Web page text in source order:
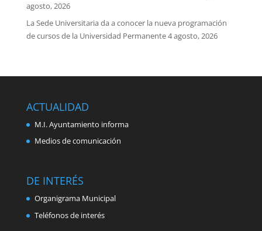
agosto, 2026
La Sede Universitaria da a conocer la nueva programación
de cursos de la Universidad Permanente4 agosto, 2026
ACTUALIDAD
M.I. Ayuntamiento informa
Medios de comunicación
DE INTERÉS
Organigrama Municipal
Teléfonos de interés